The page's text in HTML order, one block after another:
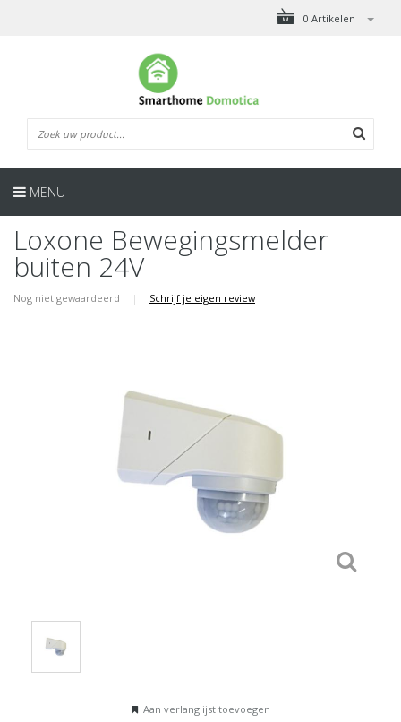
0 Artikelen
MENU
Loxone Bewegingsmelder
buiten 24V
Nog niet gewaardeerd | Schrijf je eigen review
Aan verlanglijst toevoegen